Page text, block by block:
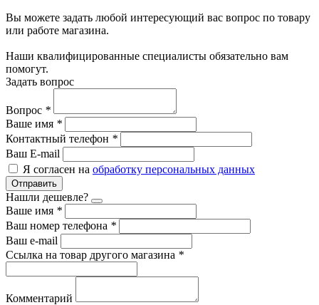
Вы можете задать любой интересующий вас вопрос по товару
или работе магазина.
Наши квалифицированные специалисты обязательно вам
помогут.
Задать вопрос
Вопрос *
Ваше имя *
Контактный телефон *
Ваш E-mail
Я согласен на обработку персональных данных
Отправить
Нашли дешевле?
Ваше имя *
Ваш номер телефона *
Ваш e-mail
Ссылка на товар другого магазина *
Комментарий